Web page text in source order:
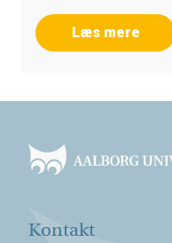
Læs mere
Kontakt